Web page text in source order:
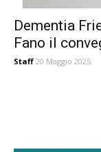
Dementia
Fano il
Staff 20 Maggio 2025